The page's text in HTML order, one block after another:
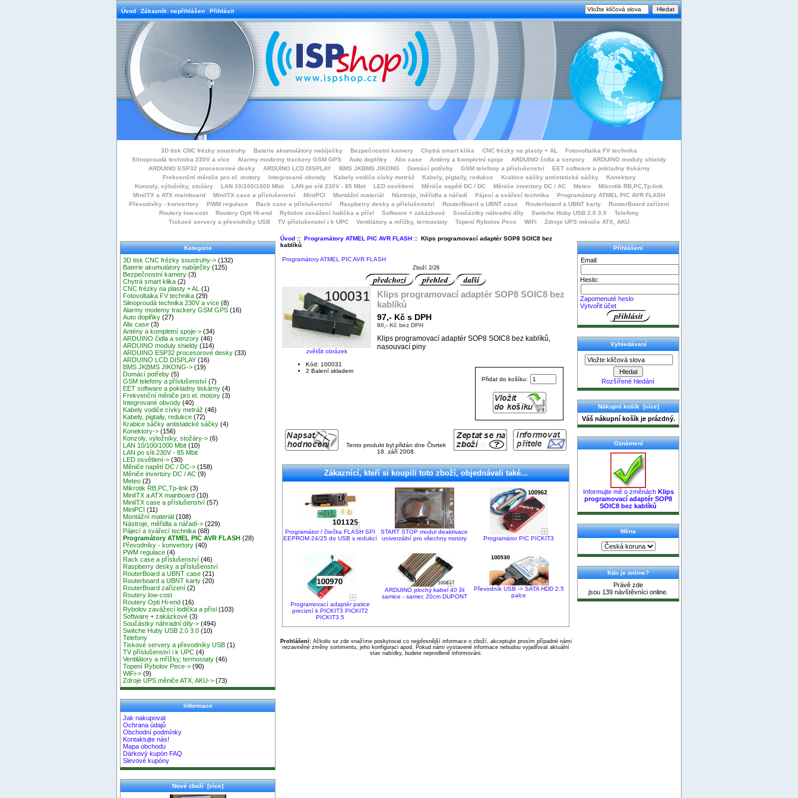
Úvod Zákazník: nepřihlášen Přihlásit
3D tisk CNC frézky soustruhy Baterie akumulátory nabíječky Bezpečnostní kamery Chytrá smart klika CNC frézky na plasty + AL
Fotovoltaika FV technika
Silnoproudá technika 230V a více
Alarmy modemy trackery GSM GPS Auto doplňky Alix case Antény a kompletní spoje ARDUINO čidla a senzory
ARDUINO moduly shieldy
ARDUINO ESP32 procesorové desky
ARDUINO LCD DISPLAY BMS JKBMS JIKONG Domácí potřeby GSM telefony a příslušenství
EET software a pokladny tiskárny
Frekvenční měniče pro el. motory
Integrované obvody Kabely vodiče cívky metráž Kabely, pigtaily, redukce Krabice sáčky antistatické sáčky
Konektory
Konzoly, výložníky, stožáry
LAN 10/100/1000 Mbit LAN po síti 230V - 85 Mbit LED osvětlení Měniče napětí DC / DC Měniče invertory DC / AC Meteo
Mikrotik RB,PC,Tp-link
MiniITX a ATX mainboard
MiniITX case a příslušenství MiniPCI Montážní materiál Nástroje, měřidla a nářadí Pájecí a svářecí technika
Programátory ATMEL PIC AVR FLASH
Převodníky - konvertory
PWM regulace Rack case a příslušenství Raspberry desky a příslušenství RouterBoard a UBNT case Routerboard a UBNT karty
RouterBoard zařízení
Routery low-cost
Routery Opti Hi-end Rybolov zavážecí lodička a přísl Software + zakázkové Součástky náhradní díly Switche Huby USB 2.0 3.0
Telefony
Tiskové servery a převodníky USB
TV příslušenství i k UPC Ventilátory a mřížky, termostaty Topení Rybolov Pece WiFi Zdroje UPS měniče ATX, AKU
Kategorie
3D tisk CNC frézky soustruhy-> (132)
Baterie akumulátory nabíječky (125)
Bezpečnostní kamery (3)
Chytrá smart klika (2)
CNC frézky na plasty + AL
(1)
Fotovoltaika FV technika (29)
Silnoproudá technika 230V a více (8)
Alarmy modemy trackery GSM GPS (16)
Auto doplňky (27)
Alix case (3)
Antény a kompletní spoje-> (34)
ARDUINO čidla a senzory (46)
ARDUINO moduly shieldy (114)
ARDUINO ESP32 procesorové desky (33)
ARDUINO LCD DISPLAY (16)
BMS JKBMS JIKONG-> (19)
Domácí potřeby (5)
GSM telefony a příslušenství (7)
EET software a pokladny tiskárny (4)
Frekvenční měniče pro el. motory (3)
Integrované obvody (40)
Kabely vodiče cívky metráž (46)
Kabely, pigtaily, redukce (72)
Krabice sáčky antistatické sáčky (4)
Konektory-> (156)
Konzoly, výložníky, stožáry-> (6)
LAN 10/100/1000 Mbit (10)
LAN po síti 230V - 85 Mbit
LED osvětlení-> (30)
Měniče napětí DC / DC-> (158)
Měniče invertory DC / AC (9)
Meteo (2)
Mikrotik RB,PC,Tp-link (3)
MiniITX a ATX mainboard (10)
MiniITX case a příslušenství (57)
MiniPCI (11)
Montážní materiál (108)
Nástroje, měřidla a nářadí-> (229)
Pájecí a svářecí technika (68)
Programátory ATMEL PIC AVR FLASH (28)
Převodníky - konvertory (40)
PWM regulace (4)
Rack case a příslušenství (46)
Raspberry desky a příslušenství
RouterBoard a UBNT case (21)
Routerboard a UBNT karty (20)
RouterBoard zařízení (2)
Routery low-cost
Routery Opti Hi-end (16)
Rybolov zavážecí lodička a přísl (103)
Software + zakázkové (3)
Součástky náhradní díly-> (494)
Switche Huby USB 2.0 3.0 (10)
Telefony
Tiskové servery a převodníky USB (1)
TV příslušenství i k UPC (4)
Ventilátory a mřížky, termostaty (46)
Topení Rybolov Pece-> (90)
WiFi-> (9)
Zdroje UPS měniče ATX, AKU-> (73)
Informace
Jak nakupovat
Ochrana údajů
Obchodní podmínky
Kontaktujte nás!
Mapa obchodu
Dárkový kupón FAQ
Slevové kupóny
Nové zboží [více]
Úvod:: Programátory ATMEL PIC AVR FLASH:: Klips programovací adaptér SOP8 SOIC8 bez
kablíků
Programátory ATMEL PIC AVR FLASH
Zboží 2/28
zvětšit obrázek
Klips programovací adaptér SOP8 SOIC8 bez
kablíků
97,- Kč s DPH
80,- Kč bez DPH
Klips programovací adaptér SOP8 SOIC8 bez kablíků,
nasouvací piny
Přidat do košíku:
Kód: 100031
2 Balení skladem
Tento produkt byl přidán dne Čtvrtek
18. září 2008.
Zákaznící, kteří si koupili toto zboží, objednávali také...
Programátor / čtečka FLASH SPI
EEPROM 24/25 do USB s redukcí
START STOP modul deaktivace
univerzální pro všechny motory
Programátor PIC PICKIT3
Programovací adaptér patice
precizní k PICKIT3 PICKIT2
PICKIT3.5
ARDUINO plochý kabel 40 žil
samice - samec 20cm DUPONT
Převodník USB -> SATA HDD 2.5
palce
Prohlášení:Ačkoliv se zde snažíme poskytovat co nejpřesnější informace o zboží, akceptujte prosím případné námi
nezaviněné změny sortimentu, jeho konfiguraci apod. Pokud námi vystavené informace nebudou vyjadřovat aktuální
stav nabídky, budete neprodleně informováni.
Přihlášení
Email:
Heslo:
Zapomenuté heslo
Vytvořit účet
Vyhledávaní
Rozšířené hledání
Nákupní košík [více]
Váš nákupní košík je prázdný.
Oznámení
Informujte mě o změnách Klips
programovací adaptér SOP8
SOIC8 bez kablíků
Měna
Kdo je online?
Právě zde
jsou 139 návštěvníci online.